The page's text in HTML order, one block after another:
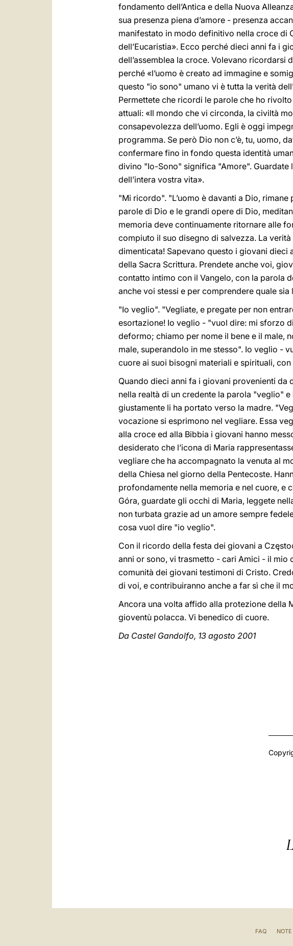
fondamento dell’Antica e della Nuova
sua presenza piena d’amore - presenza
manifestato in modo definitivo nella croce di
dell’Eucaristia». Ecco perché dieci anni fa i
dell’assemblea la croce. Volevano ricordarsi
perché «l’uomo è creato ad immagine e
questo "io sono" umano vi è tutta la verità
Permettete che ricordi le parole che ho
attuali: «Il mondo che vi circonda, la civiltà
consapevolezza dell’uomo. Egli è oggi
programma. Se però Dio non c’è, tu, uomo,
confermare fino in fondo questa identità
divino "Io-Sono" significa "Amore".
dell’intera vostra vita».
"Mi ricordo". "L’uomo è davanti a Dio,
parole di Dio e le grandi opere di Dio,
memoria deve continuamente ritornare alle
compiuto il suo disegno di salvezza. La
dimenticata! Sapevano questo i giovani
della Sacra Scrittura. Prendete anche voi,
contatto intimo con il Vangelo, con la parola
anche voi stessi e per comprendere quale
"Io veglio". "Vegliate, e pregate per non
esortazione! Io veglio - "vuol dire: mi sforzo
deformo; chiamo per nome il bene e il male,
male, superandolo in me stesso". Io veglio -
cuore ai suoi bisogni materiali e spirituali,
Quando dieci anni fa i giovani provenienti da
nella realtà di un credente la parola "veglio"
giustamente li ha portato verso la madre.
vocazione si esprimono nel vegliare. Essa
alla croce ed alla Bibbia i giovani hanno
desiderato che l’icona di Maria
vegliare che ha accompagnato la venuta al
della Chiesa nel giorno della Pentecoste.
profondamente nella memoria e nel cuore, e
Góra, guardate gli occhi di Maria, leggete
non turbata grazie ad un amore sempre
cosa vuol dire "io veglio".
Con il ricordo della festa dei giovani a
anni or sono, vi trasmetto - cari Amici - il
comunità dei giovani testimoni di Cristo.
di voi, e contribuiranno anche a far sì che il
Ancora una volta affido alla protezione della
gioventù polacca. Vi benedico di cuore.
Da Castel Gandolfo, 13 agosto 2001
FAQ